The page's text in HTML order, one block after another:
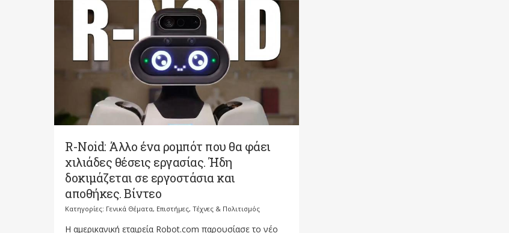
R-Noid: Άλλο ένα ρομπότ που θα φάει
χιλιάδες θέσεις εργασίας. Ήδη
δοκιμάζεται σε εργοστάσια και
αποθήκες. Βίντεο
Κατηγορίες: Γενικά Θέματα, Επιστήμες, Τέχνες & Πολιτισμός
Η αμερικανική εταιρεία Robot.com παρουσίασε το νέο